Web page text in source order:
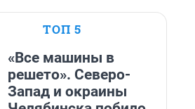
ТОП 5
«Все машины в
решето». Северо-
Запад и окраины